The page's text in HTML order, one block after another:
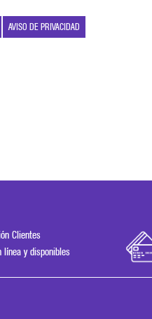
AVISO DE PRIVACIDAD
Clientes
línea y disponibles